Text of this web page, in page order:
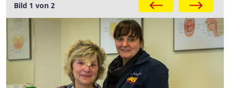
Bild 1 von 2